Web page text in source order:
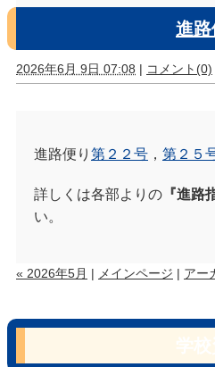
進路
2026年6月 9日 07:08 | コメント(0)
進路便り 第２２号 ， 第２５
詳しくは各部よりの 『進路
い。
« 2026年5月 | メインページ | アー